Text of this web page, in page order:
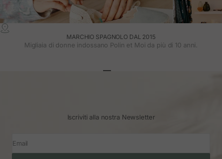
MARCHIO SPAGNOLO DAL 2015
Migliaia di donne indossano Polin et Moi da più di 10 anni.
Iscriviti alla nostra Newsletter
Email